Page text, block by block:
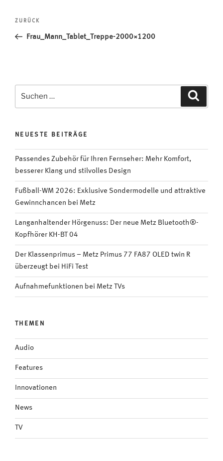
Beitragsnavigation
Vorheriger
Beitrag
ZURÜCK
Frau_Mann_Tablet_Treppe-2000×1200
nach:
NEUESTE BEITRÄGE
Passendes Zubehör für Ihren Fernseher: Mehr Komfort,
besserer Klang und stilvolles Design
Fußball-WM 2026: Exklusive Sondermodelle und attraktive
Gewinnchancen bei Metz
Langanhaltender Hörgenuss: Der neue Metz Bluetooth®-
Kopfhörer KH-BT 04
Der Klassenprimus – Metz Primus 77 FA87 OLED twin R
überzeugt bei HiFi Test
Aufnahmefunktionen bei Metz TVs
THEMEN
Audio
Features
Innovationen
News
TV